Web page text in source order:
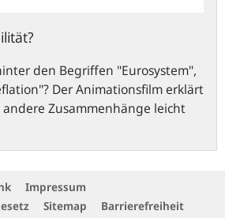
den Begriffen "Eurosystem",
Der Animationsfilm erklärt
Zusammenhänge leicht
Impressum
Sitemap
Barrierefreiheit